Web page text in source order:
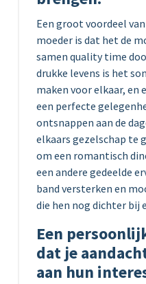
Een groot voordeel
moeder is dat het de
samen quality time
drukke levens is het
maken voor elkaar, en
een perfecte
ontsnappen aan de
elkaars gezelschap te
om een romantisch
een andere gedeelde
band versterken en
die hen nog dichter bij
Een
dat je
aan hun